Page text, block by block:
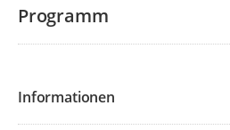
Programm
Informationen